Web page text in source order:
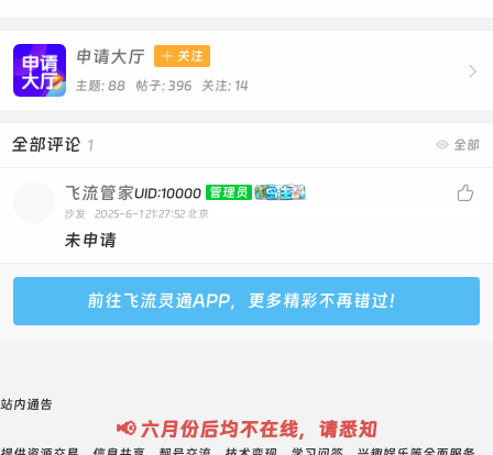

申请大厅  关注
主题: 88 帖子: 396 关注: 14
 全部
全部评论 1

飞流管家UID:10000 管理员
沙发 2025-6-1 21:27:52 北京
未申请
前往飞流灵通APP，更多精彩不再错过！
站内通告
📢 六月份后均不在线，请悉知